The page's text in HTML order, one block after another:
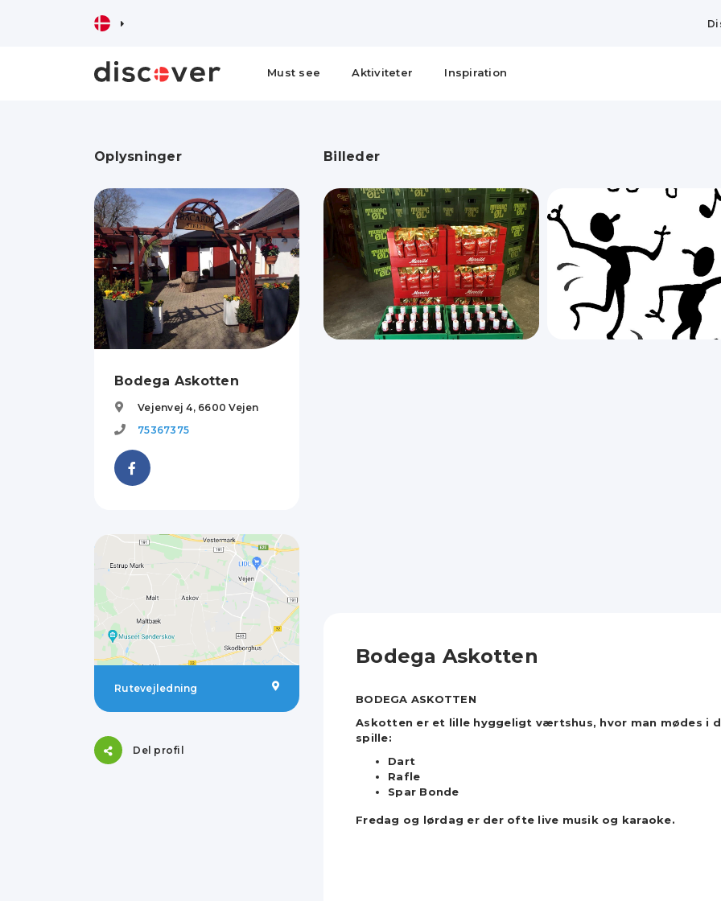
Must see Aktiviteter Inspiration
Oplysninger
Bodega Askotten
Vejenvej 4, 6600 Vejen
75367375
Rutevejledning
Del profil
Billeder
Bodega Askotten
BODEGA ASKOTTEN
Askotten er et lille hyggeligt værtshus, hvor man mødes i
spille:
Dart
Rafle
Spar Bonde
Fredag og lørdag er der ofte live musik og karaoke.